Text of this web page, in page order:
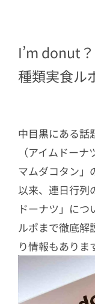
I’m donut
種類実食ル
中目黒にある話
（アイムドー
マムダコタン」
以来、連日行
ドーナツ」に
ルポまで徹底解
り情報もあり